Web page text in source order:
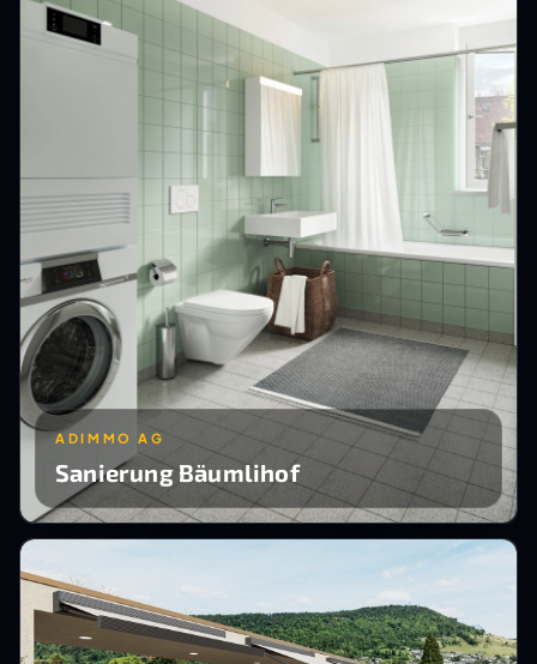
ADIMMO AG
Sanierung Bäumlihof